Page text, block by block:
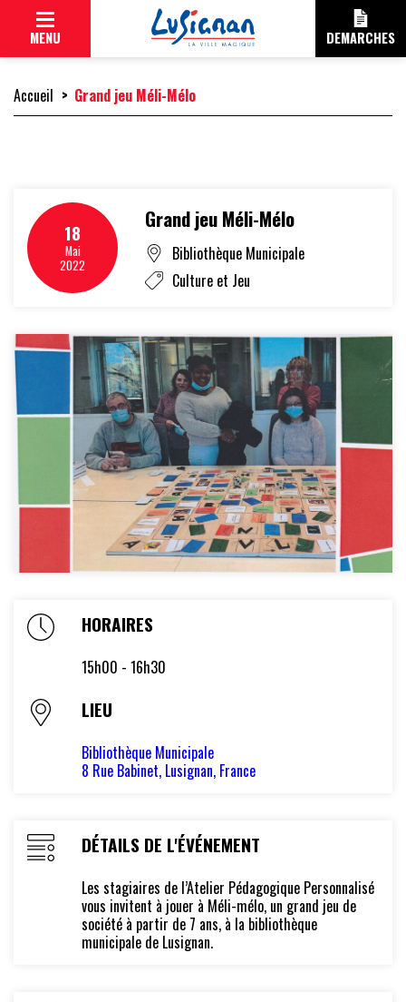
Cookies management panel
MENU DEMARCHES
CITOYENNE
MAIRIE
ÉLUS
DÉLIBÉRATIONS
COMMISSIONS
GRANDS PROJETS
LUSIGNAN MAGAZINE
CONSEIL DES JEUNES
LÉGENDAIRE
SUR LES TRACES DE MÉLUSINE
HISTOIRE
PATRIMOINE
LUSIGNAN, PETITE CITÉ DE CARACTÈRE
REFUGE JACQUAIRE
Accueil Grand jeu Méli-Mélo
18
Mai
2022
Grand jeu Méli-Mélo
Bibliothèque Municipale
Culture et Jeu
HORAIRES
15h00 - 16h30
LIEU
Bibliothèque Municipale
8 Rue Babinet, Lusignan, France
DÉTAILS DE L'ÉVÉNEMENT
Les stagiaires de l’Atelier Pédagogique Personnalisé
vous invitent à jouer à Méli-mélo, un grand jeu de
société à partir de 7 ans, à la bibliothèque
municipale de Lusignan.